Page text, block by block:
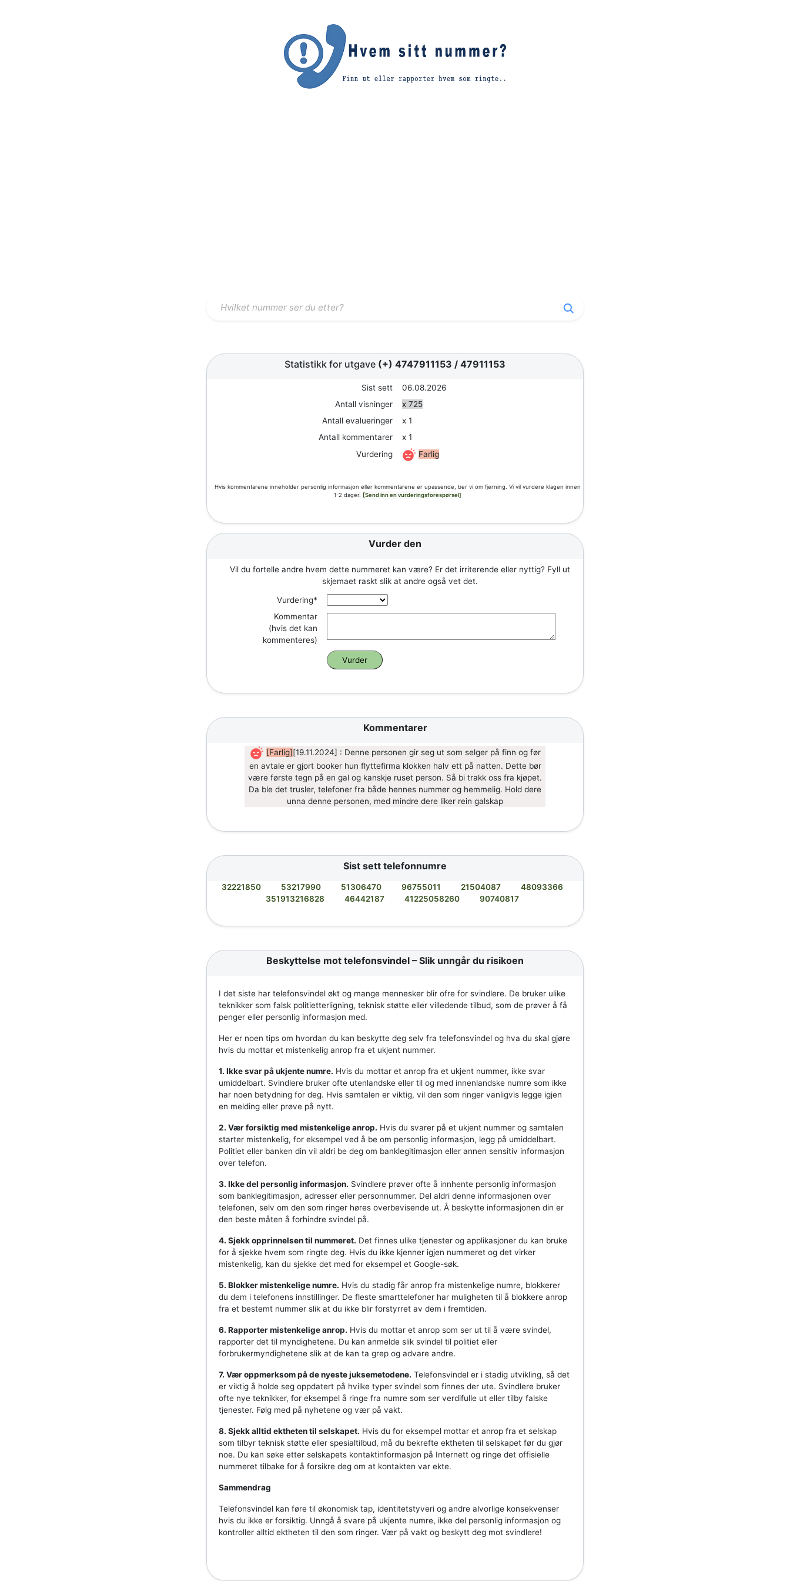
Statistikk for utgave (+) 4747911153 / 47911153
Sist sett
06.08.2026
Antall visninger
x 725
Antall evalueringer
x 1
Antall kommentarer
x 1
Vurdering
Farlig
Hvis kommentarene inneholder personlig informasjon eller kommentarene er upassende, ber vi om fjerning. Vi vil vurdere klagen innen
1-2 dager. [Send inn en vurderingsforespørsel]
Vurder den
Vil du fortelle andre hvem dette nummeret kan være? Er det irriterende eller nyttig? Fyll ut
skjemaet raskt slik at andre også vet det.
Vurdering*
Kommentar
(hvis det kan
kommenteres)
Kommentarer
[Farlig][19.11.2024] : Denne personen gir seg ut som selger på finn og før
en avtale er gjort booker hun flyttefirma klokken halv ett på natten. Dette bør
være første tegn på en gal og kanskje ruset person. Så bi trakk oss fra kjøpet.
Da ble det trusler, telefoner fra både hennes nummer og hemmelig. Hold dere
unna denne personen, med mindre dere liker rein galskap
Sist sett telefonnumre
32221850 53217990 51306470 96755011 21504087
48093366
351913216828
46442187 41225058260 90740817
Beskyttelse mot telefonsvindel – Slik unngår du risikoen
I det siste har telefonsvindel økt og mange mennesker blir ofre for svindlere. De bruker ulike
teknikker som falsk politietterligning, teknisk støtte eller villedende tilbud, som de prøver å få
penger eller personlig informasjon med.
Her er noen tips om hvordan du kan beskytte deg selv fra telefonsvindel og hva du skal gjøre
hvis du mottar et mistenkelig anrop fra et ukjent nummer.
1. Ikke svar på ukjente numre. Hvis du mottar et anrop fra et ukjent nummer, ikke svar
umiddelbart. Svindlere bruker ofte utenlandske eller til og med innenlandske numre som ikke
har noen betydning for deg. Hvis samtalen er viktig, vil den som ringer vanligvis legge igjen
en melding eller prøve på nytt.
2. Vær forsiktig med mistenkelige anrop. Hvis du svarer på et ukjent nummer og samtalen
starter mistenkelig, for eksempel ved å be om personlig informasjon, legg på umiddelbart.
Politiet eller banken din vil aldri be deg om banklegitimasjon eller annen sensitiv informasjon
over telefon.
3. Ikke del personlig informasjon. Svindlere prøver ofte å innhente personlig informasjon
som banklegitimasjon, adresser eller personnummer. Del aldri denne informasjonen over
telefonen, selv om den som ringer høres overbevisende ut. Å beskytte informasjonen din er
den beste måten å forhindre svindel på.
4. Sjekk opprinnelsen til nummeret. Det finnes ulike tjenester og applikasjoner du kan bruke
for å sjekke hvem som ringte deg. Hvis du ikke kjenner igjen nummeret og det virker
mistenkelig, kan du sjekke det med for eksempel et Google-søk.
5. Blokker mistenkelige numre. Hvis du stadig får anrop fra mistenkelige numre, blokkerer
du dem i telefonens innstillinger. De fleste smarttelefoner har muligheten til å blokkere anrop
fra et bestemt nummer slik at du ikke blir forstyrret av dem i fremtiden.
6. Rapporter mistenkelige anrop. Hvis du mottar et anrop som ser ut til å være svindel,
rapporter det til myndighetene. Du kan anmelde slik svindel til politiet eller
forbrukermyndighetene slik at de kan ta grep og advare andre.
7. Vær oppmerksom på de nyeste juksemetodene. Telefonsvindel er i stadig utvikling, så det
er viktig å holde seg oppdatert på hvilke typer svindel som finnes der ute. Svindlere bruker
ofte nye teknikker, for eksempel å ringe fra numre som ser verdifulle ut eller tilby falske
tjenester. Følg med på nyhetene og vær på vakt.
8. Sjekk alltid ektheten til selskapet. Hvis du for eksempel mottar et anrop fra et selskap
som tilbyr teknisk støtte eller spesialtilbud, må du bekrefte ektheten til selskapet før du gjør
noe. Du kan søke etter selskapets kontaktinformasjon på Internett og ringe det offisielle
nummeret tilbake for å forsikre deg om at kontakten var ekte.
Sammendrag
Telefonsvindel kan føre til økonomisk tap, identitetstyveri og andre alvorlige konsekvenser
hvis du ikke er forsiktig. Unngå å svare på ukjente numre, ikke del personlig informasjon og
kontroller alltid ektheten til den som ringer. Vær på vakt og beskytt deg mot svindlere!